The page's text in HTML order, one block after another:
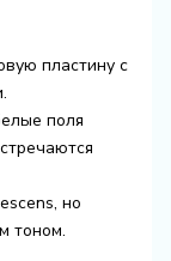
пластину с
поля
но
тоном.